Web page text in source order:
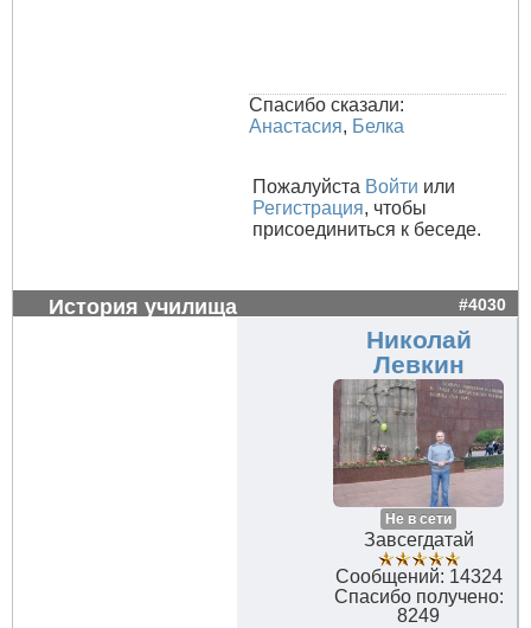
Спасибо сказали:
Анастасия, Белка
Пожалуйста Войти или
Регистрация, чтобы
присоединиться к беседе.
История училища #4030
Николай
Левкин
Не в сети
Завсегдатай
Сообщений: 14324
Спасибо получено:
8249